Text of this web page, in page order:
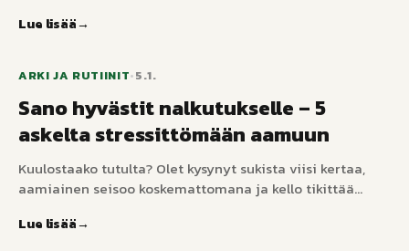
pohjoismaiset kevätillat sabotoivat melatoniinia ja
ratkaisu, joka ei vaadi pimennysverhoja joka
Lue lisää
ARKI JA RUTIINIT•5.1.
Sano hyvästit nalkutukselle – 5
askelta stressittömään aamuun
Kuulostaako tutulta? Olet kysynyt sukista viisi kertaa,
aamiainen seisoo koskemattomana ja kello tikittää
aamut ovat kilpajuoksua aikaa vastaan täynnä
Lue lisää